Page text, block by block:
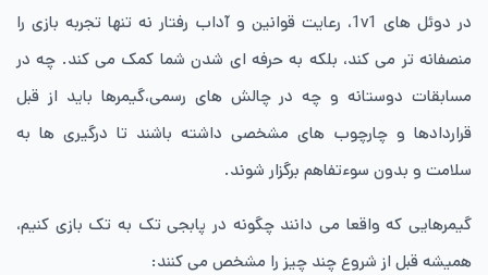
در دوئل های 1v1، رعایت قوانین و آداب رفتار نه تنها تجربه بازی را
منصفانه تر می کند، بلکه به حرفه ای شدن شما کمک می کند. چه در
مسابقات دوستانه و چه در چالش های رسمی،گیمرها باید از قبل
قراردادها و چارچوب های مشخصی داشته باشند تا درگیری ها به
سلامت و بدون سوءتفاهم برگزار شوند.
گیمرهایی که واقعا می دانند چگونه در پابجی تک به تک بازی کنیم،
همیشه قبل از شروع چند چیز را مشخص می کنند: